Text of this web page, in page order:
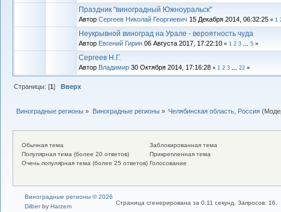
Праздник "виноградный Южноуральск"
Автор Сергеев Николай Георгиевич 15 Декабря 2014, 06:32:25 « 1
Неукрывной виноград на Урале - вероятность чуда
Автор Евгений Гирин 06 Августа 2017, 17:22:10 « 1 2 3 5 »
Сергеев Н.Г.
Автор Владимиp 30 Октября 2014, 17:16:28 « 1 2 3 22 »
Страницы: [1]Вверх
Виноградные регионы » Виноградные регионы» Челябинская область, Россия
Обычная тема
Популярная тема (более 20 ответов)
Очень популярная тема (более 25 ответов)
Заблокированная тема
Прикрепленная тема
Голосование
Виноградные регионы © 2026
Dilberby Harzem
Страница сгенерирована за 0.11 секунд. Запросов: 16.